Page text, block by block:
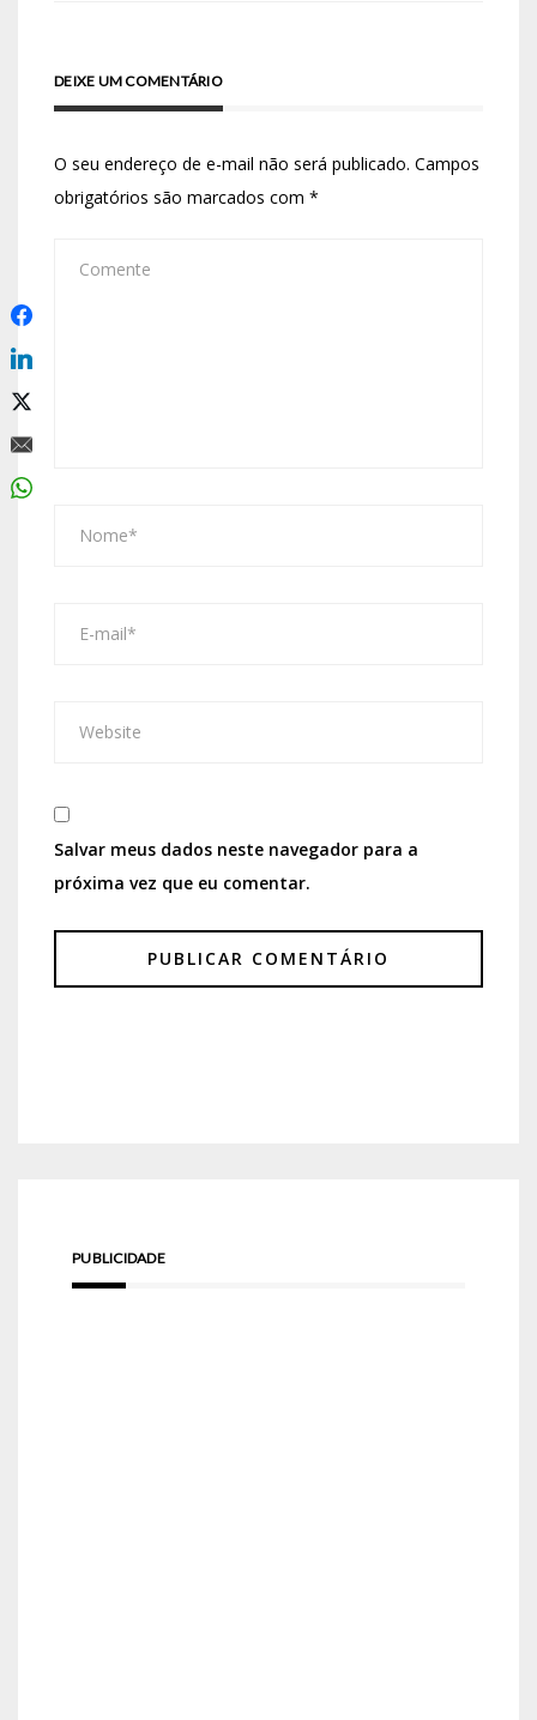
DEIXE UM COMENTÁRIO
O seu endereço de e-mail não será publicado. Campos
obrigatórios são marcados com *
Salvar meus dados neste navegador para a
próxima vez que eu comentar.
PUBLICIDADE